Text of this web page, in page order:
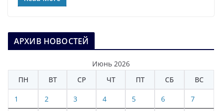
АРХИВ НОВОСТЕЙ
Июнь 2026
ПН
ВТ СР ЧТ ПТ СБ ВС
1 2 3 4 5 6 7